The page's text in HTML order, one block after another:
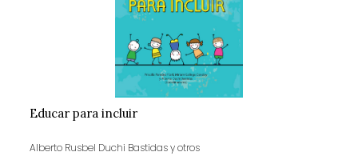
Educar para incluir
Alberto Rusbel Duchi Bastidas y otros